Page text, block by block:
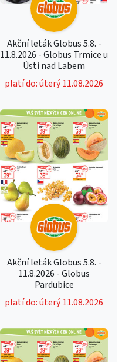
Akční leták Globus 5.8. -
11.8.2026 - Globus Trmice u
Ústí nad Labem
platí do: úterý 11.08.2026
Akční leták Globus 5.8. -
11.8.2026 - Globus
Pardubice
platí do: úterý 11.08.2026